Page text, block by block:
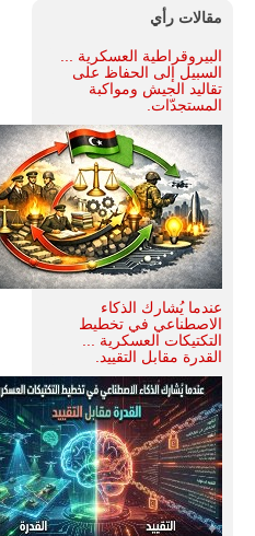
مقالات رأي
البيروقراطية العسكرية ...
السبيل إلى الحفاظ على
تقاليد الجيش ومواكبة
المستجدّات.
عندما يُشارك الذكاء
الاصطناعي في تخطيط
التكتيكات العسكرية ...
القدرة مقابل التقييد.